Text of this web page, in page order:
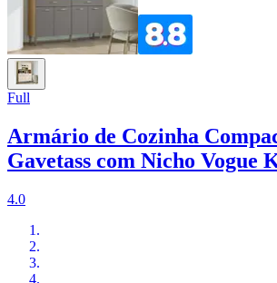
Full
Armário de Cozinha
Gavetass com Nicho Vogue
4.0